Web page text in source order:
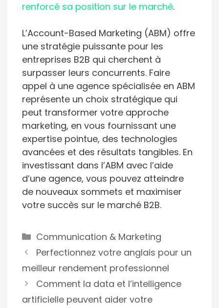
renforcé sa position sur le marché.
L’Account-Based Marketing (ABM) offre
une stratégie puissante pour les
entreprises B2B qui cherchent à
surpasser leurs concurrents. Faire
appel à une agence spécialisée en ABM
représente un choix stratégique qui
peut transformer votre approche
marketing, en vous fournissant une
expertise pointue, des technologies
avancées et des résultats tangibles. En
investissant dans l’ABM avec l’aide
d’une agence, vous pouvez atteindre
de nouveaux sommets et maximiser
votre succès sur le marché B2B.
Catégories
Communication & Marketing
Perfectionnez votre anglais pour un
meilleur rendement professionnel
Comment la data et l’intelligence
artificielle peuvent aider votre